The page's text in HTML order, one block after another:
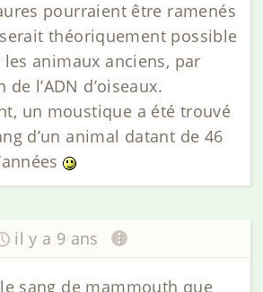
pourraient être ramenés
théoriquement possible
animaux anciens, par
de l’ADN d’oiseaux.
un moustique a été trouvé
d’un animal datant de 46
il y a 9 ans
sang de mammouth que